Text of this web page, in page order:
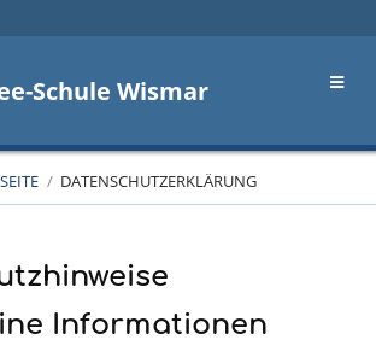
Schule Wismar
/ DATENSCHUTZERKLÄRUNG
Informationen